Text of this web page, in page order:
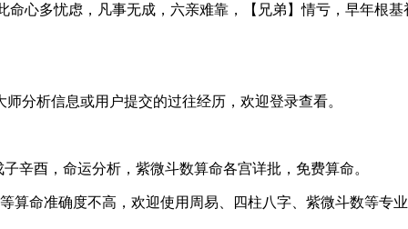
心多忧虑，凡事无成，六亲难靠，【兄弟】情亏，早年根
分析信息或用户提交的过往经历，欢迎登录查看。
辛酉，命运分析，紫微斗数算命各宫详批，免费算命。
算命准确度不高，欢迎使用周易、四柱八字、紫微斗数等专